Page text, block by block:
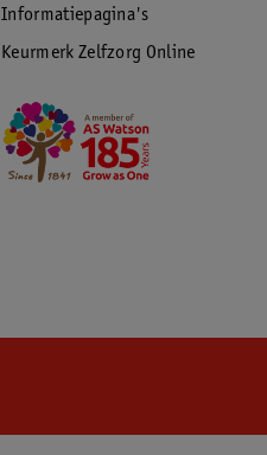
Informatiepagina's
Keurmerk Zelfzorg Online